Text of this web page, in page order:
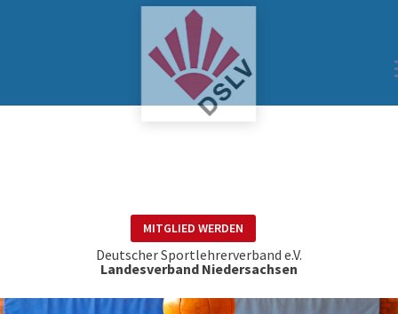
MITGLIED WERDEN
Deutscher Sportlehrerverband e.V.
Landesverband Niedersachsen